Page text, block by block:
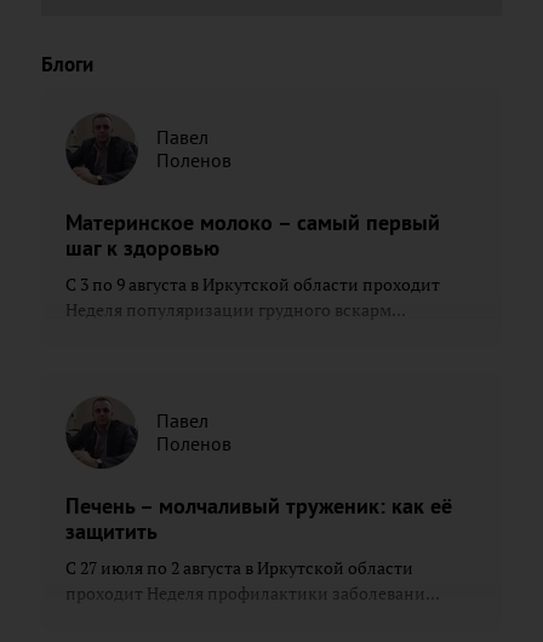
Блоги
Павел
Поленов
Материнское молоко – самый первый
шаг к здоровью
С 3 по 9 августа в Иркутской области проходит
Неделя популяризации грудного вскарм...
Павел
Поленов
Печень – молчаливый труженик: как её
защитить
С 27 июля по 2 августа в Иркутской области
проходит Неделя профилактики заболевани...